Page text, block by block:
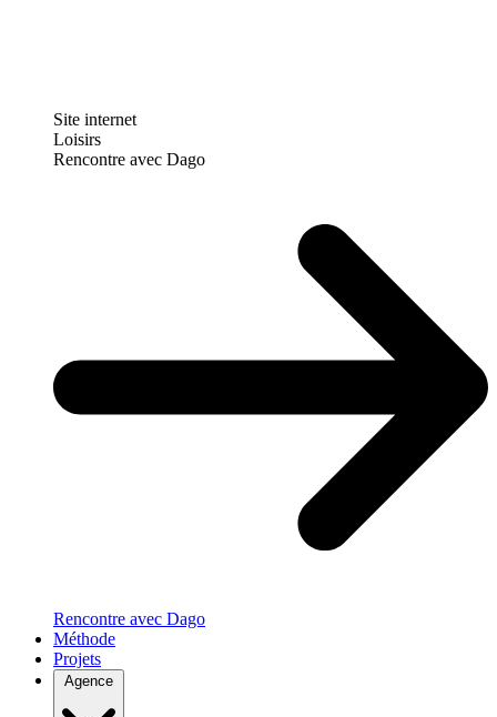
Site internet
Loisirs
Rencontre avec Dago
Rencontre avec Dago
Méthode
Projets
Agence